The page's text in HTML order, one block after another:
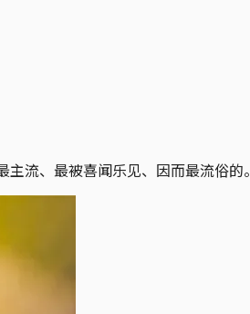
流、最被喜闻乐见、因而最流俗的。